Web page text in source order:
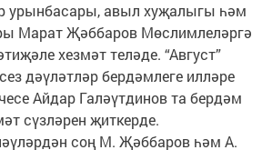
урынбасары, авыл хуҗалыгы һәм
Марат Җәббаров Мөслимлеләргә
хезмәт теләде. “Август”
дәүләтләр бердәмлеге илләре
Айдар Галәүтдинов та бердәм
сүзләрен җиткерде.
соң М. Җәббаров һәм А.